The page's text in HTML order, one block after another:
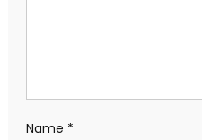
Name *